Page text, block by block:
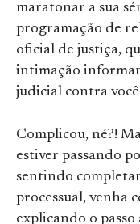
maratonar a sua
programação de
oficial de justiça,
intimação
judicial contra
Complicou, né?!
estiver passando
sentindo
processual, venha
explicando o